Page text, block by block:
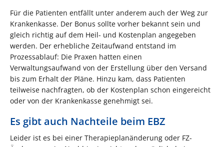
Für die Patienten entfällt unter anderem auch der Weg zur
Krankenkasse. Der Bonus sollte vorher bekannt sein und
gleich richtig auf dem Heil- und Kostenplan angegeben
werden. Der erhebliche Zeitaufwand entstand im
Prozessablauf: Die Praxen hatten einen
Verwaltungsaufwand von der Erstellung über den Versand
bis zum Erhalt der Pläne. Hinzu kam, dass Patienten
teilweise nachfragten, ob der Kostenplan schon eingereicht
oder von der Krankenkasse genehmigt sei.
Es gibt auch Nachteile beim EBZ
Leider ist es bei einer Therapieplanänderung oder FZ-